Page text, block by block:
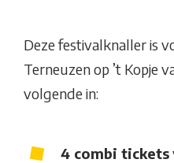
Deze festivalknaller is
Terneuzen op ’t Kopje
volgende in:
4 combi tickets